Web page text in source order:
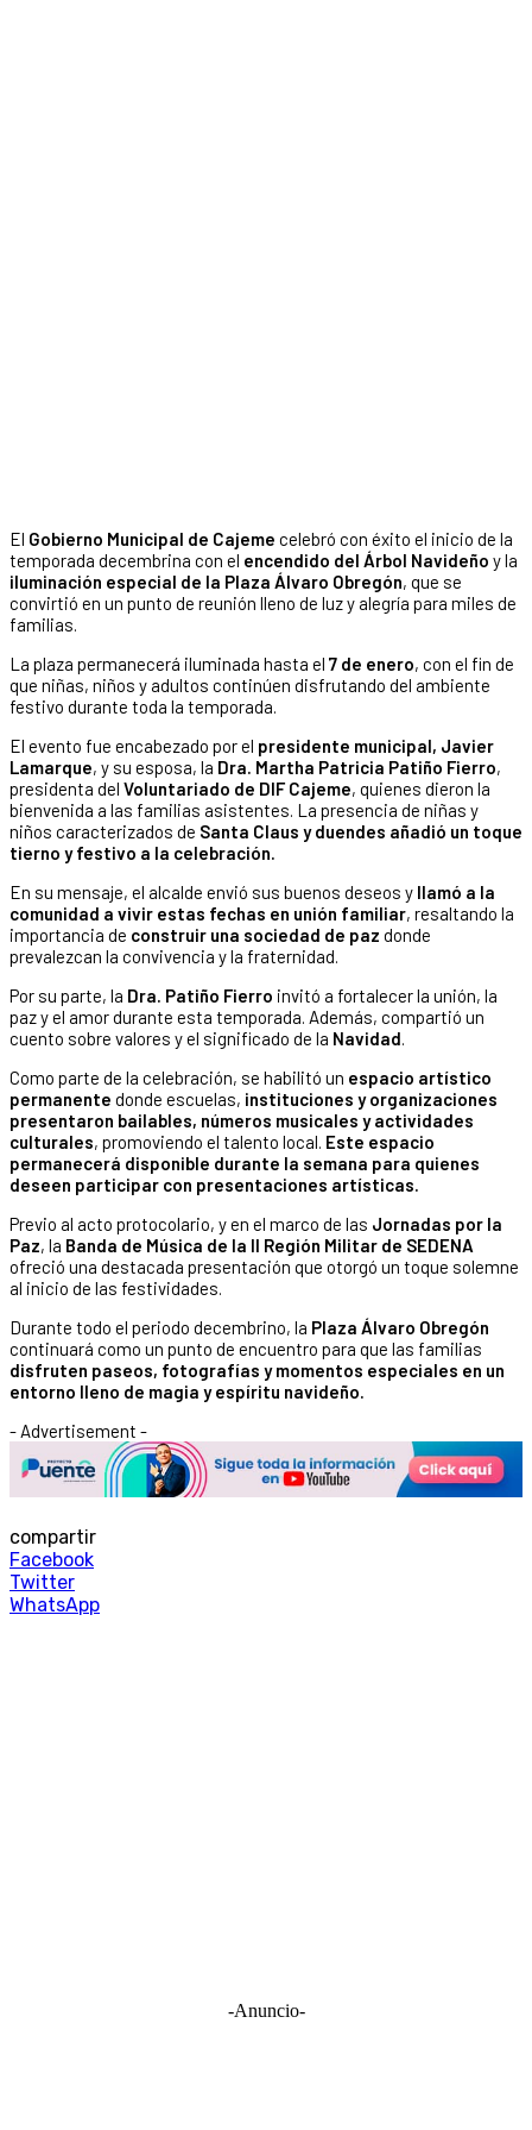
El Gobierno Municipal de Cajeme celebró con éxito el inicio de la
temporada decembrina con el encendido del Árbol Navideño y la
iluminación especial de la Plaza Álvaro Obregón, que se
convirtió en un punto de reunión lleno de luz y alegría para miles de
familias.
La plaza permanecerá iluminada hasta el 7 de enero, con el fin de
que niñas, niños y adultos continúen disfrutando del ambiente
festivo durante toda la temporada.
El evento fue encabezado por el presidente municipal, Javier
Lamarque, y su esposa, la Dra. Martha Patricia Patiño Fierro,
presidenta del Voluntariado de DIF Cajeme, quienes dieron la
bienvenida a las familias asistentes. La presencia de niñas y
niños caracterizados de Santa Claus y duendes añadió un toque
tierno y festivo a la celebración.
En su mensaje, el alcalde envió sus buenos deseos y llamó a la
comunidad a vivir estas fechas en unión familiar, resaltando la
importancia de construir una sociedad de paz donde
prevalezcan la convivencia y la fraternidad.
Por su parte, la Dra. Patiño Fierro invitó a fortalecer la unión, la
paz y el amor durante esta temporada. Además, compartió un
cuento sobre valores y el significado de la Navidad.
Como parte de la celebración, se habilitó un espacio artístico
permanente donde escuelas, instituciones y organizaciones
presentaron bailables, números musicales y actividades
culturales, promoviendo el talento local. Este espacio
permanecerá disponible durante la semana para quienes
deseen participar con presentaciones artísticas.
Previo al acto protocolario, y en el marco de las Jornadas por la
Paz, la Banda de Música de la II Región Militar de SEDENA
ofreció una destacada presentación que otorgó un toque solemne
al inicio de las festividades.
Durante todo el periodo decembrino, la Plaza Álvaro Obregón
continuará como un punto de encuentro para que las familias
disfruten paseos, fotografías y momentos especiales en un
entorno lleno de magia y espíritu navideño.
- Advertisement -
compartir
Facebook
Twitter
WhatsApp
-Anuncio-